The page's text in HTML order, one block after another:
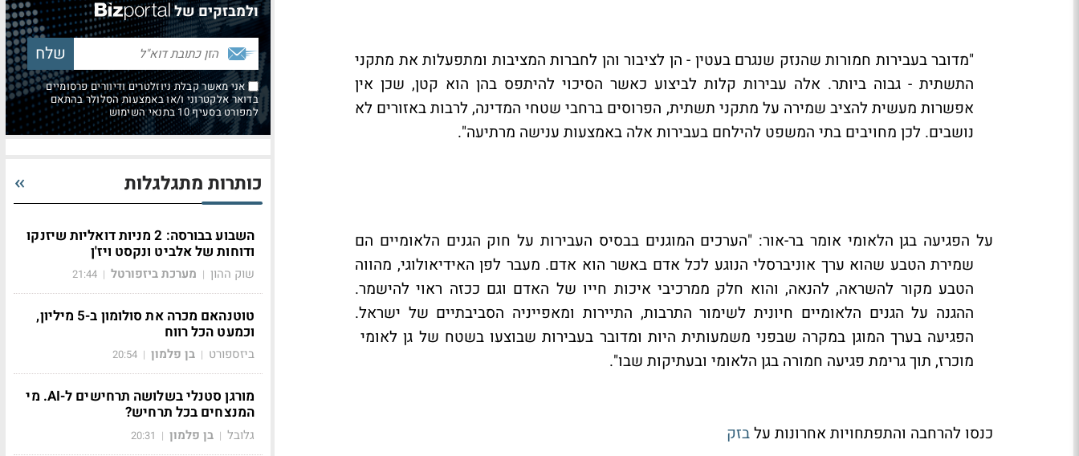
"מדובר בעבירות חמורות שהנזק שנגרם בעטין - הן לציבור והן לחברות המציבות ומתפעלות את מתקני
התשתית - גבוה ביותר. אלה עבירות קלות לביצוע כאשר הסיכוי להיתפס בהן הוא קטן, שכן אין
אפשרות מעשית להציב שמירה על מתקני תשתית, הפרוסים ברחבי שטחי המדינה, לרבות באזורים לא
נושבים. לכן מחויבים בתי המשפט להילחם בעבירות אלה באמצעות ענישה מרתיעה".
על הפגיעה בגן הלאומי אומר בר-אור: "הערכים המוגנים בבסיס העבירות על חוק הגנים הלאומיים הם
שמירת הטבע שהוא ערך אוניברסלי הנוגע לכל אדם באשר הוא אדם. מעבר לפן האידיאולוגי, מהווה
הטבע מקור להשראה, להנאה, והוא חלק ממרכיבי איכות חייו של האדם וגם ככזה ראוי להישמר.
ההגנה על הגנים הלאומיים חיונית לשימור התרבות, התיירות ומאפייניה הסביבתיים של ישראל.
הפגיעה בערך המוגן במקרה שבפני משמעותית היות ומדובר בעבירות שבוצעו בשטח של גן לאומי
מוכרז, תוך גרימת פגיעה חמורה בגן הלאומי ובעתיקות שבו".
כנסו להרחבה והתפתחויות אחרונות עלבזק
ולמבזקים של
אני מאשר קבלת ניוזלטרים ודיוורים פרסומיים
בדואר אלקטרוני ו/או באמצעות הסלולר בהתאם
למפורט בסעיף 10 בתנאי השימוש
כותרות מתגלגלות
השבוע בבורסה: 2 מניות דואליות שיזנקו
ודוחות של אלביט ונקסט ויז'ן
שוק ההון | מערכת ביזפורטל |
21:44
טוטנהאם מכרה את סולומון ב-5 מיליון,
וכמעט הכל רווח
ביזספורט | בן פלמון |
20:54
מורגן סטנלי בשלושה תרחישים ל-AI. מי
המנצחים בכל תרחיש?
גלובל | בן פלמון |
20:31